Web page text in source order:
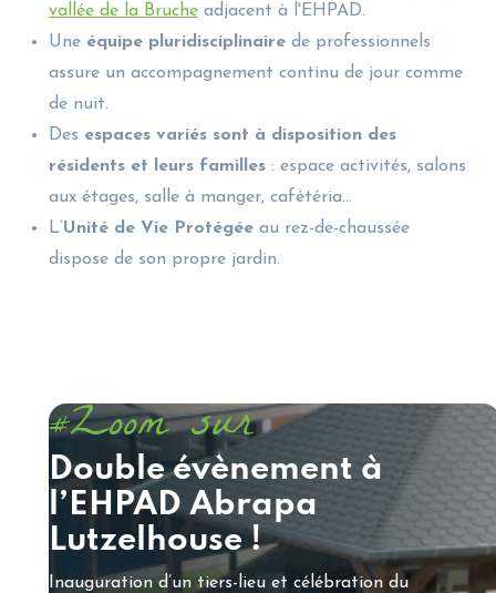
vallée de la Bruche adjacent à l'EHPAD.
Une équipe pluridisciplinaire de professionnels
assure un accompagnement continu de jour comme
de nuit.
Des espaces variés sont à disposition des
résidents et leurs familles : espace activités, salons
aux étages, salle à manger, cafétéria…
L’Unité de Vie Protégée au rez-de-chaussée
dispose de son propre jardin.
#Zoom sur
Double évènement à
l’EHPAD Abrapa
Lutzelhouse !
Inauguration d’un tiers-lieu et célébration du